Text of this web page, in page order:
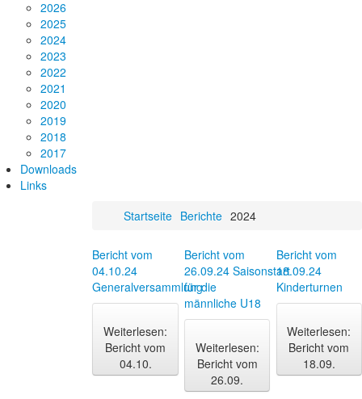
2026
2025
2024
2023
2022
2021
2020
2019
2018
2017
Downloads
Links
Startseite Berichte 2024
Bericht vom
04.10.24
Generalversammlung
Weiterlesen:
Bericht vom
04.10.
Bericht vom
26.09.24 Saisonstart
für die
männliche U18
Weiterlesen:
Bericht vom
26.09.
Bericht vom
18.09.24
Kinderturnen
Weiterlesen:
Bericht vom
18.09.